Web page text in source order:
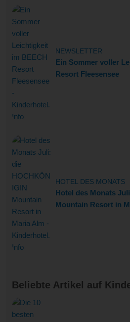
NEWSLETTER
Ein Sommer voller
Resort Fleesensee
HOTEL DES MONATS
Hotel des Monats
Mountain Resort in
Beliebte Artikel auf